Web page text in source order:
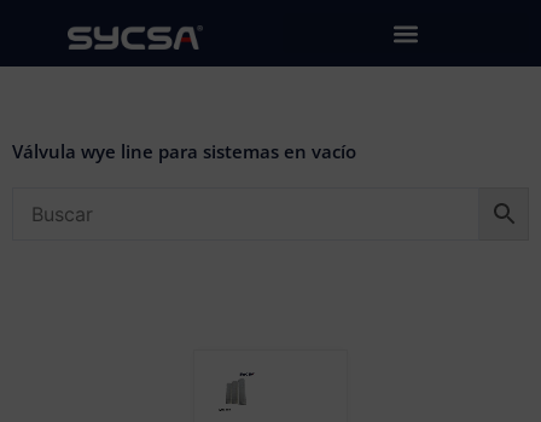
contenido
Válvula wye line para sistemas en vacío